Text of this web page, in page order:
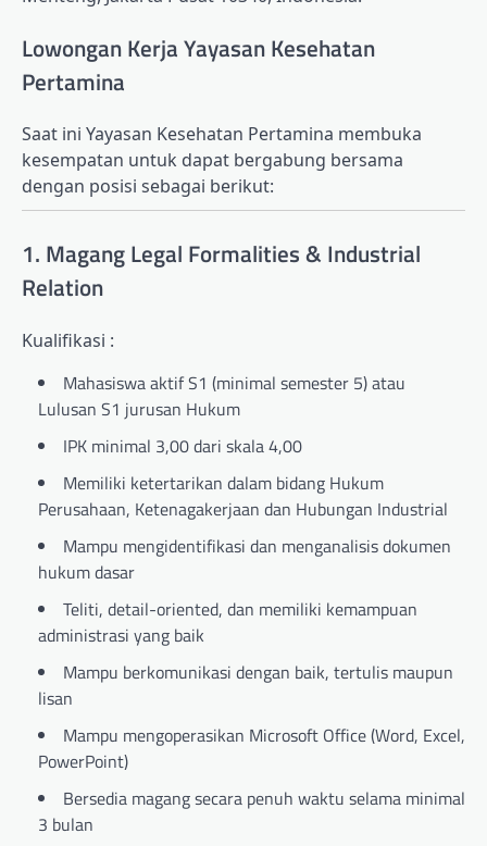
Lowongan Kerja Yayasan Kesehatan
Pertamina
Saat ini Yayasan Kesehatan Pertamina membuka
kesempatan untuk dapat bergabung bersama
dengan posisi sebagai berikut:
1. Magang Legal Formalities & Industrial
Relation
Kualifikasi :
Mahasiswa aktif S1 (minimal semester 5) atau
Lulusan S1 jurusan Hukum
IPK minimal 3,00 dari skala 4,00
Memiliki ketertarikan dalam bidang Hukum
Perusahaan, Ketenagakerjaan dan Hubungan Industrial
Mampu mengidentifikasi dan menganalisis dokumen
hukum dasar
Teliti, detail-oriented, dan memiliki kemampuan
administrasi yang baik
Mampu berkomunikasi dengan baik, tertulis maupun
lisan
Mampu mengoperasikan Microsoft Office (Word, Excel,
PowerPoint)
Bersedia magang secara penuh waktu selama minimal
3 bulan